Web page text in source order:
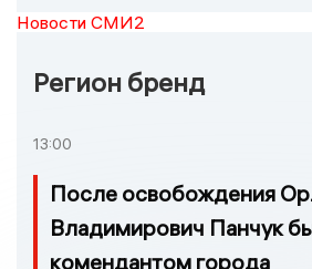
Новости СМИ2
Регион бренд
13:00
После освобождения
Владимирович Панчук
комендантом города